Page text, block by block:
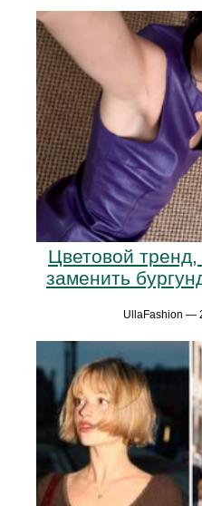
Цветовой
заменить
UllaFashion —